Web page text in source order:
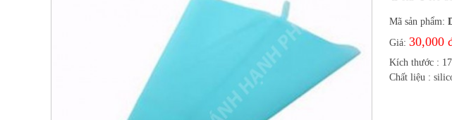
Mã sản phẩm:
Giá: 30,000
Kích thước :
Chất liệu :